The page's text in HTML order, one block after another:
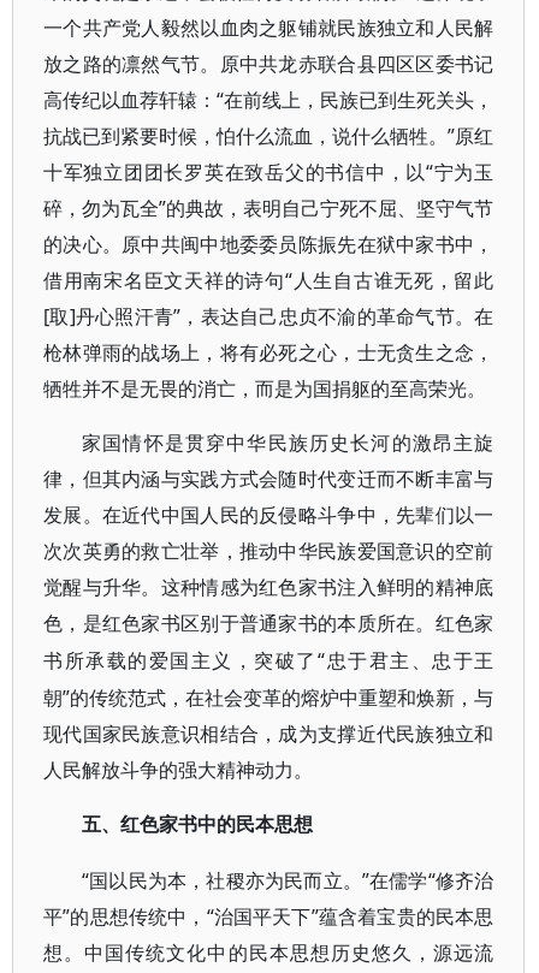
一个共产党人毅然以血肉之躯铺就民族独立和人民解
放之路的凛然气节。原中共龙赤联合县四区区委书记
高传纪以血荐轩辕：“在前线上，民族已到生死关头，
抗战已到紧要时候，怕什么流血，说什么牺牲。”原红
十军独立团团长罗英在致岳父的书信中，以“宁为玉
碎，勿为瓦全”的典故，表明自己宁死不屈、坚守气节
的决心。原中共闽中地委委员陈振先在狱中家书中，
借用南宋名臣文天祥的诗句“人生自古谁无死，留此
[取]丹心照汗青”，表达自己忠贞不渝的革命气节。在
枪林弹雨的战场上，将有必死之心，士无贪生之念，
牺牲并不是无畏的消亡，而是为国捐躯的至高荣光。
家国情怀是贯穿中华民族历史长河的激昂主旋
律，但其内涵与实践方式会随时代变迁而不断丰富与
发展。在近代中国人民的反侵略斗争中，先辈们以一
次次英勇的救亡壮举，推动中华民族爱国意识的空前
觉醒与升华。这种情感为红色家书注入鲜明的精神底
色，是红色家书区别于普通家书的本质所在。红色家
书所承载的爱国主义，突破了 “忠于君主、忠于王
朝”的传统范式，在社会变革的熔炉中重塑和焕新，与
现代国家民族意识相结合，成为支撑近代民族独立和
人民解放斗争的强大精神动力。
五、红色家书中的民本思想
“国以民为本，社稷亦为民而立。”在儒学“修齐治
平”的思想传统中，“治国平天下”蕴含着宝贵的民本思
想。中国传统文化中的民本思想历史悠久，源远流